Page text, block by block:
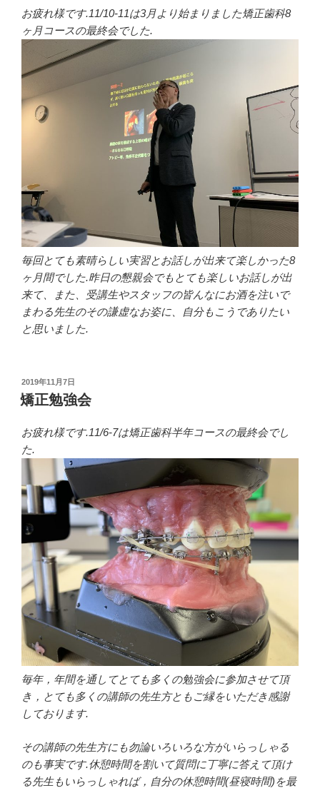
お疲れ様です.11/10-11は3月より始まりました矯正歯科8
ヶ月コースの最終会でした.
毎回とても素晴らしい実習とお話しが出来て楽しかった8
ヶ月間でした.昨日の懇親会でもとても楽しいお話しが出
来て、また、受講生やスタッフの皆んなにお酒を注いで
まわる先生のその謙虚なお姿に、自分もこうでありたい
と思いました.
投
稿
日:
2019年11月7日
矯正勉強会
お疲れ様です.11/6-7は矯正歯科半年コースの最終会でし
た.
毎年，年間を通してとても多くの勉強会に参加させて頂
き，とても多くの講師の先生方ともご縁をいただき感謝
しております.
その講師の先生方にも勿論いろいろな方がいらっしゃる
のも事実です.休憩時間を割いて質問に丁寧に答えて頂け
る先生もいらっしゃれば，自分の休憩時間(昼寝時間)を最